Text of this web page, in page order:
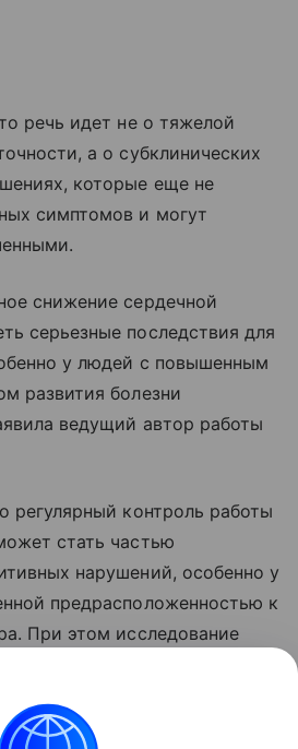
речь идет не о тяжелой
а о субклинических
которые еще не
симптомов и могут
снижение сердечной
серьезные последствия для
у людей с повышенным
развития болезни
ведущий автор работы
регулярный контроль работы
стать частью
нарушений, особенно у
предрасположенностью к
При этом исследование
памяти.